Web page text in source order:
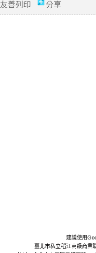
友善列印 分享
建議使用
臺北市私立稻江高級商業